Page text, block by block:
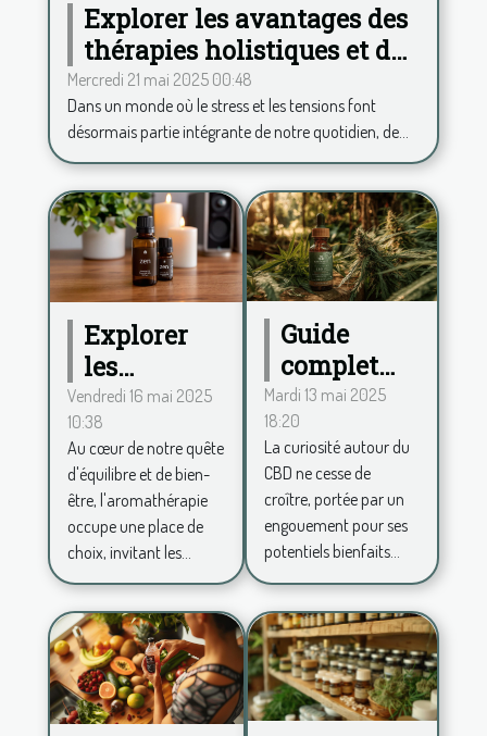
Explorer les avantages des
thérapies holistiques et des
massages énergétiques
Mercredi 21 mai 2025 00:48
Dans un monde où le stress et les tensions font
désormais partie intégrante de notre quotidien, de...
Explorer
les
bienfaits
des huiles
essentielles
dans la
relaxation
intime
Vendredi 16 mai 2025
10:38
Au cœur de notre quête
d'équilibre et de bien-
être, l'aromathérapie
occupe une place de
choix, invitant les...
Guide
complet
sur les
avantages
du CBD et
son
utilisation
sûre
Mardi 13 mai 2025
18:20
La curiosité autour du
CBD ne cesse de
croître, portée par un
engouement pour ses
potentiels bienfaits...